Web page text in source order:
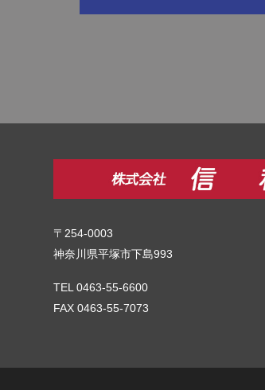
〒254-0003
神奈川県平塚市下島993
TEL 0463-55-6600
FAX 0463-55-7073